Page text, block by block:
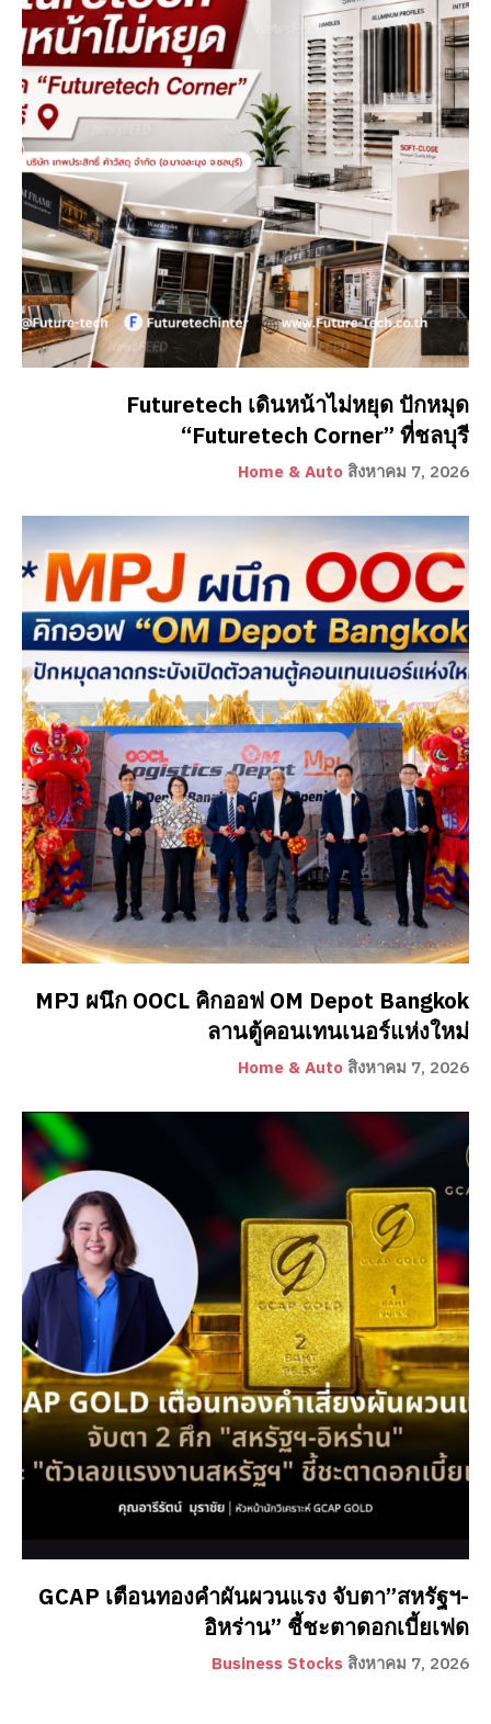
Futuretech เดินหน้าไม่หยุด ปักหมุด
“Futuretech Corner” ที่ชลบุรี
Home & Auto สิงหาคม 7, 2026
MPJ ผนึก OOCL คิกออฟ OM Depot Bangkok
ลานตู้คอนเทนเนอร์แห่งใหม่
Home & Auto สิงหาคม 7, 2026
GCAP เตือนทองคำผันผวนแรง จับตา”สหรัฐฯ-
อิหร่าน” ชี้ชะตาดอกเบี้ยเฟด
Business Stocks สิงหาคม 7, 2026